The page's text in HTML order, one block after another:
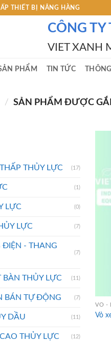
THIẾT BỊ NÂNG HÀNG
CÔNG TY
VIET XANH
PHẨM TIN TỨC
/ SẢN PHẨM ĐƯỢC
THỦY LỰC (17)
(1)
LỰC (0)
LỰC (7)
ĐIỆN - THANG
(7)
BÀN THỦY LỰC (11)
BÁN TỰ ĐỘNG (7)
DẦU (11)
THỦY LỰC (12)
VỎ -
Vỏ